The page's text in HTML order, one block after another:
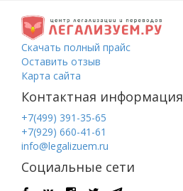
Скачать полный прайс
Оставить отзыв
Карта сайта
Контактная информация
+7(499) 391-35-65
+7(929) 660-41-61
info@legalizuem.ru
Социальные сети